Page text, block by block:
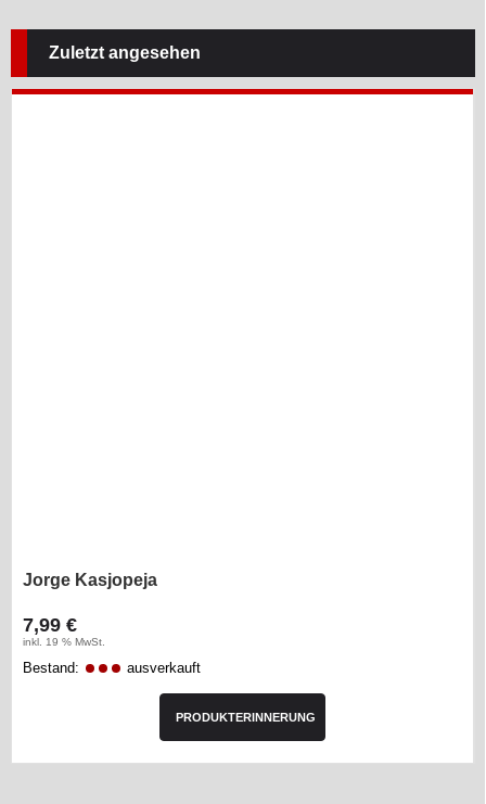
Zuletzt angesehen
Jorge Kasjopeja
7,99 €
inkl. 19 % MwSt.
Bestand: ausverkauft
PRODUKTERINNERUNG